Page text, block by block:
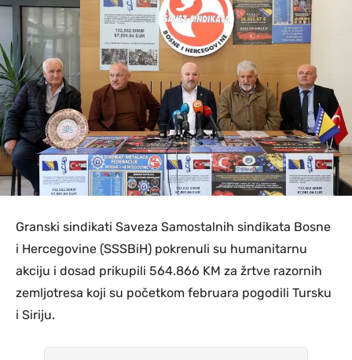
Granski sindikati Saveza Samostalnih sindikata Bosne
i Hercegovine (SSSBiH) pokrenuli su humanitarnu
akciju i dosad prikupili 564.866 KM za žrtve razornih
zemljotresa koji su početkom februara pogodili Tursku
i Siriju.